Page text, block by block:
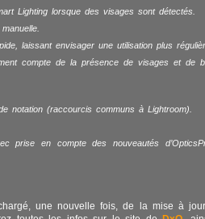
Lighting lorsque des visages sont détectés.
laissant envisager une utilisation plus
compte de la présence de visages et de
notation (raccourcis communs à Lightroom).
prise en compte des nouveautés
une nouvelle fois, de la mise à